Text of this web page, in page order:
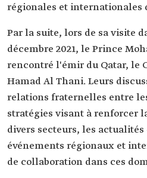
régionales et internationales
Par la suite, lors de sa visite
décembre 2021, le Prince
rencontré l'émir du Qatar, le
Hamad Al Thani. Leurs
relations fraternelles entre
stratégies visant à renforcer
divers secteurs, les
événements régionaux et
de collaboration dans ces